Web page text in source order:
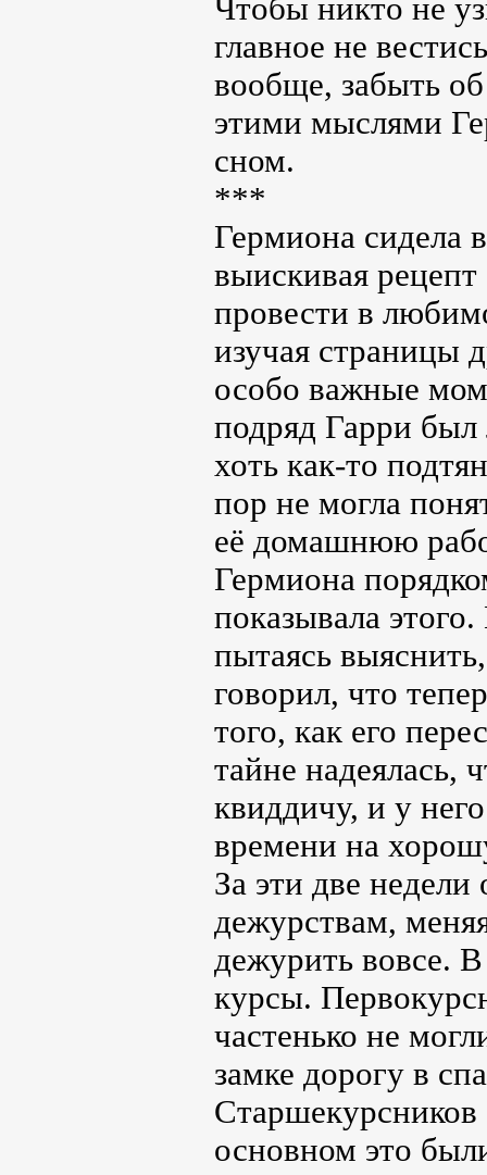
Чтобы никто не
главное не
вообще, забыть
этими мыслями
сном.
***
Гермиона сидела
выискивая
провести в
изучая страницы
особо важные
подряд Гарри был
хоть как-то
пор не могла
её домашнюю
Гермиона
показывала
пытаясь
говорил, что
того, как его
тайне надеялась,
квиддичу, и у
времени на
За эти две
дежурствам,
дежурить вовсе.
курсы.
частенько не
замке дорогу в
Старшекурсников
основном это